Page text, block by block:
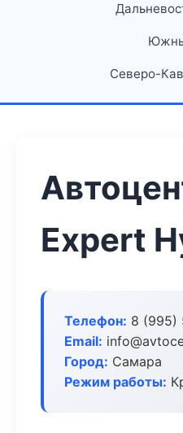
Северо-
Expert
Телефон: 8 (995)
Email:
Город: Самара
Режим работы: